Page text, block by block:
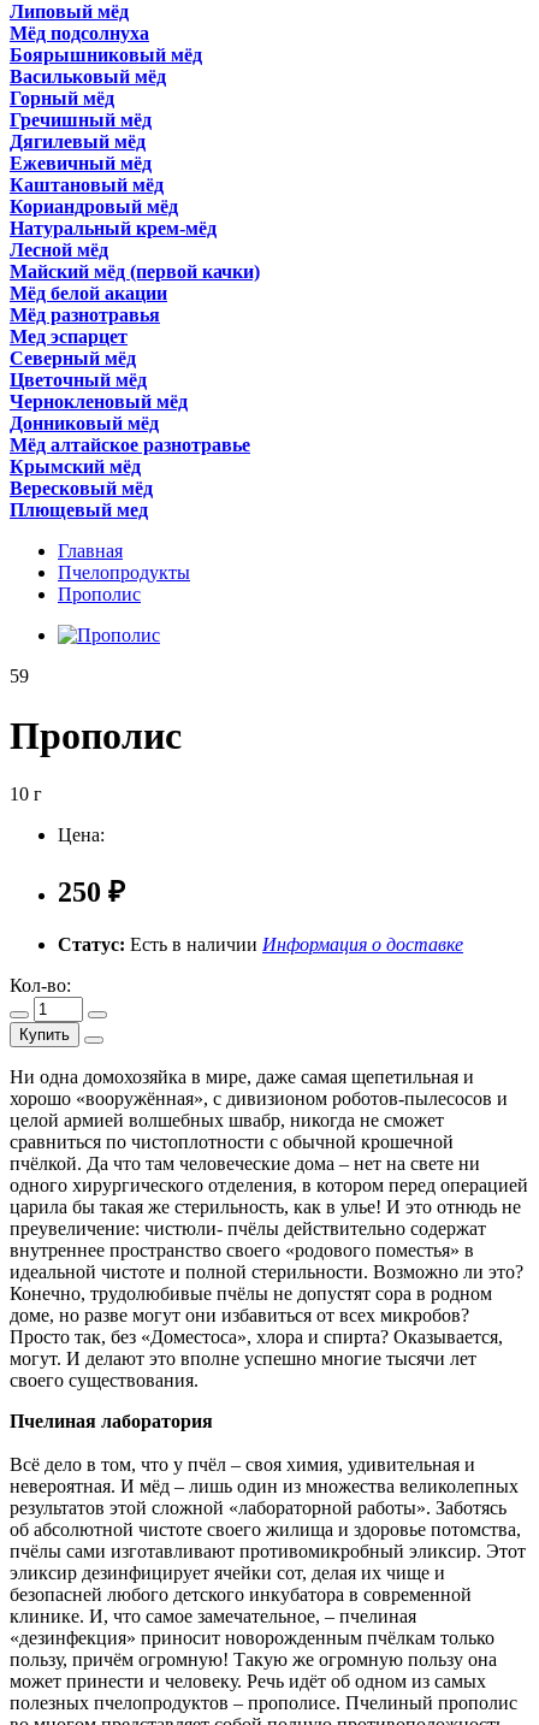
Липовый мёд
Мёд подсолнуха
Боярышниковый мёд
Васильковый мёд
Горный мёд
Гречишный мёд
Дягилевый мёд
Ежевичный мёд
Каштановый мёд
Кориандровый мёд
Натуральный крем-мёд
Лесной мёд
Майский мёд (первой качки)
Мёд белой акации
Мёд разнотравья
Мед эспарцет
Северный мёд
Цветочный мёд
Чернокленовый мёд
Донниковый мёд
Мёд алтайское разнотравье
Крымский мёд
Вересковый мёд
Плющевый мед
Главная
Пчелопродукты
Прополис
59
Прополис
10 г
Цена:
250 ₽
Статус: Есть в наличии Информация о доставке
Кол-во:
Купить
Ни одна домохозяйка в мире, даже самая щепетильная и
хорошо «вооружённая», с дивизионом роботов-пылесосов и
целой армией волшебных швабр, никогда не сможет
сравниться по чистоплотности с обычной крошечной
пчёлкой. Да что там человеческие дома – нет на свете ни
одного хирургического отделения, в котором перед операцией
царила бы такая же стерильность, как в улье! И это отнюдь не
преувеличение: чистюли- пчёлы действительно содержат
внутреннее пространство своего «родового поместья» в
идеальной чистоте и полной стерильности. Возможно ли это?
Конечно, трудолюбивые пчёлы не допустят сора в родном
доме, но разве могут они избавиться от всех микробов?
Просто так, без «Доместоса», хлора и спирта? Оказывается,
могут. И делают это вполне успешно многие тысячи лет
своего существования.
Пчелиная лаборатория
Всё дело в том, что у пчёл – своя химия, удивительная и
невероятная. И мёд – лишь один из множества великолепных
результатов этой сложной «лабораторной работы». Заботясь
об абсолютной чистоте своего жилища и здоровье потомства,
пчёлы сами изготавливают противомикробный эликсир. Этот
эликсир дезинфицирует ячейки сот, делая их чище и
безопасней любого детского инкубатора в современной
клинике. И, что самое замечательное, – пчелиная
«дезинфекция» приносит новорожденным пчёлкам только
пользу, причём огромную! Такую же огромную пользу она
может принести и человеку. Речь идёт об одном из самых
полезных пчелопродуктов – прополисе. Пчелиный прополис